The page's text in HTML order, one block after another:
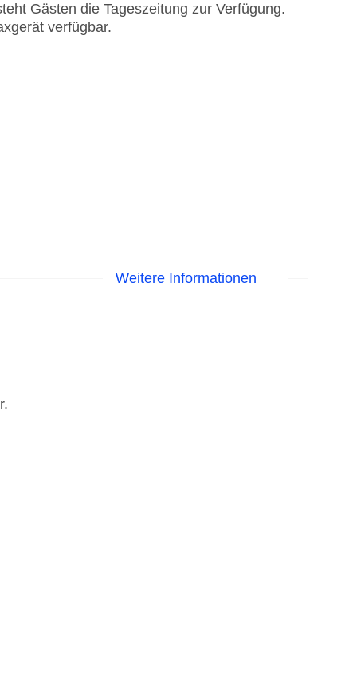
Gästen die Tageszeitung zur Verfügung.
verfügbar.
Weitere Informationen